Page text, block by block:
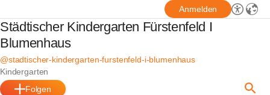
Anmelden
Städtischer Kindergarten Fürstenfeld I
Blumenhaus
@stadtischer-kindergarten-furstenfeld-i-blumenhaus
Kindergarten
Folgen